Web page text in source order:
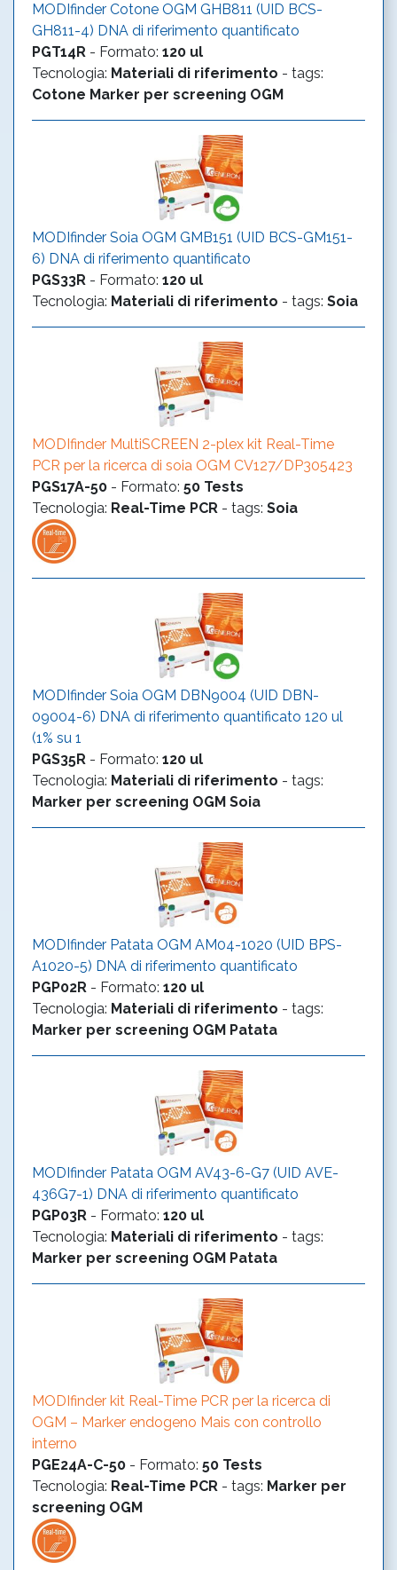
MODIfinder Cotone OGM GHB811 (UID BCS-
GH811-4) DNA di riferimento quantificato
PGT14R - Formato: 120 ul
Tecnologia: Materiali di riferimento - tags:
Cotone Marker per screening OGM
MODIfinder Soia OGM GMB151 (UID BCS-GM151-
6) DNA di riferimento quantificato
PGS33R - Formato: 120 ul
Tecnologia: Materiali di riferimento - tags: Soia
MODIfinder MultiSCREEN 2-plex kit Real-Time
PCR per la ricerca di soia OGM CV127/DP305423
PGS17A-50 - Formato: 50 Tests
Tecnologia: Real-Time PCR - tags: Soia
MODIfinder Soia OGM DBN9004 (UID DBN-
09004-6) DNA di riferimento quantificato 120 ul
(1% su 1
PGS35R - Formato: 120 ul
Tecnologia: Materiali di riferimento - tags:
Marker per screening OGM Soia
MODIfinder Patata OGM AM04-1020 (UID BPS-
A1020-5) DNA di riferimento quantificato
PGP02R - Formato: 120 ul
Tecnologia: Materiali di riferimento - tags:
Marker per screening OGM Patata
MODIfinder Patata OGM AV43-6-G7 (UID AVE-
436G7-1) DNA di riferimento quantificato
PGP03R - Formato: 120 ul
Tecnologia: Materiali di riferimento - tags:
Marker per screening OGM Patata
MODIfinder kit Real-Time PCR per la ricerca di
OGM – Marker endogeno Mais con controllo
interno
PGE24A-C-50 - Formato: 50 Tests
Tecnologia: Real-Time PCR - tags: Marker per
screening OGM